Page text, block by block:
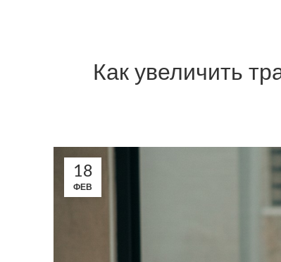
Как увеличить
18
ФЕВ